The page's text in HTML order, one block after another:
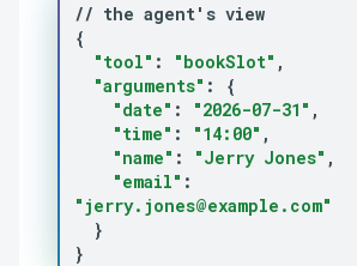
// the agent' s
{
"tool" : "bookSlot"
"arguments" :
{
"date" : "2026-07-31"
"time" : "14:00"
"name" : "Jerry Jones"
"email" :
"jerry.jones@example.com"
}
}